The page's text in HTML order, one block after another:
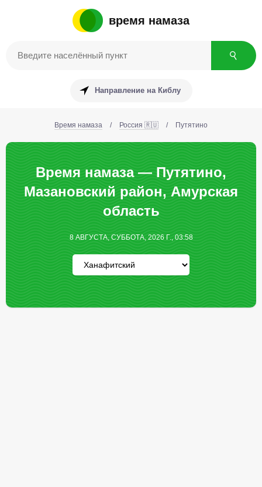
время намаза
Направление на Киблу
Время намаза / Россия 🇷🇺 / Путятино
Время намаза — Путятино,
Мазановский район, Амурская
область
8 АВГУСТА, СУББОТА, 2026 Г., 03:58